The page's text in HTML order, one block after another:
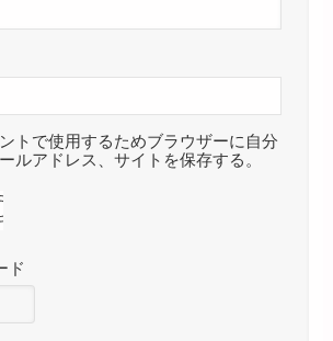
トで使用するためブラウザーに自分
ルアドレス、サイトを保存する。
ド